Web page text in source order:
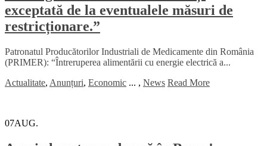
exceptată de la eventualele măsuri de
restricționare.”
Patronatul Producătorilor Industriali de Medicamente din România
(PRIMER): “Întreruperea alimentării cu energie electrică a...
Actualitate, Anunțuri, Economic ... , News Read More
07AUG.